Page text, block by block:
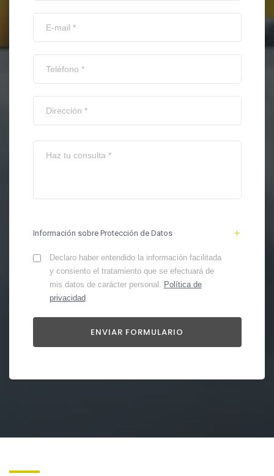
Información sobre Protección de Datos
Declaro haber entendido la información facilitada
y consiento el tratamiento que se efectuará de
mis datos de carácter personal. Política de
privacidad.